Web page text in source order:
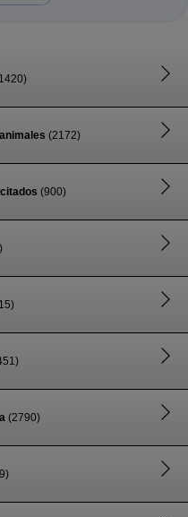
(2172)
(900)
(2790)